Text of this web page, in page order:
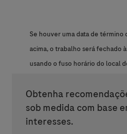
Se houver uma data de
acima, o trabalho será fechado
usando o fuso horário do local
Obtenha
sob medida com base
interesses.